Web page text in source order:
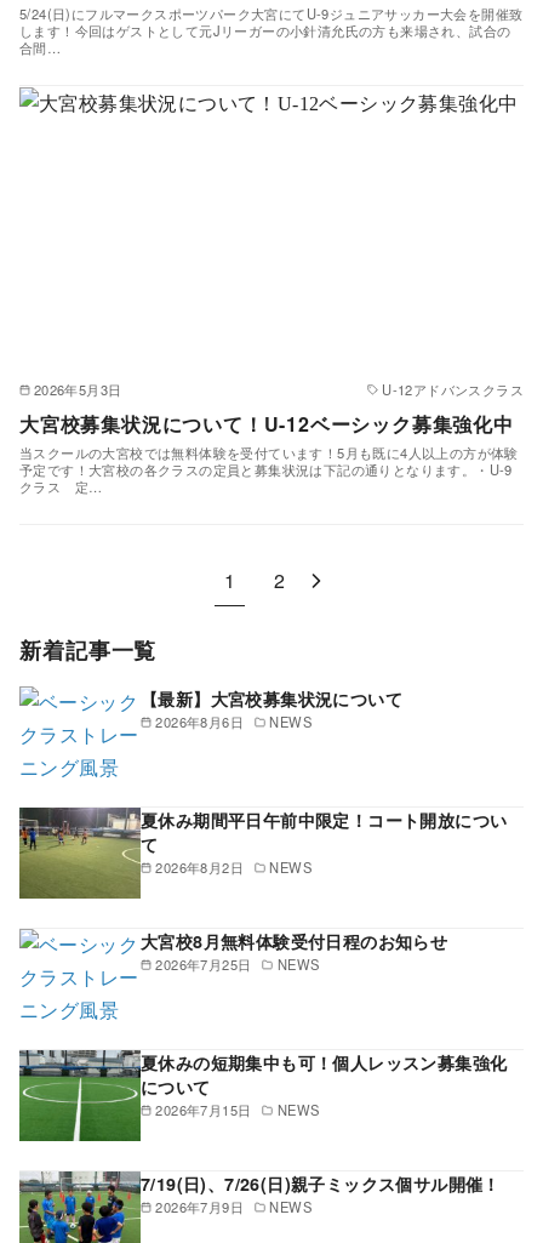
5/24(日)にフルマークスポーツパーク大宮にてU-9ジュニアサッカー大会を開催致
します！今回はゲストとして元Jリーガーの小針清允氏の方も来場され、試合の
合間…
2026年5月3日 U-12アドバンスクラス
大宮校募集状況について！U-12ベーシック募集強化中
当スクールの大宮校では無料体験を受付ています！5月も既に4人以上の方が体験
予定です！大宮校の各クラスの定員と募集状況は下記の通りとなります。・U-9
クラス 定…
1 2
新着記事一覧
2026年8月6日 NEWS
【最新】大宮校募集状況について
2026年8月2日 NEWS
夏休み期間平日午前中限定！コート開放につい
て
2026年7月25日 NEWS
大宮校8月無料体験受付日程のお知らせ
2026年7月15日 NEWS
夏休みの短期集中も可！個人レッスン募集強化
について
2026年7月9日 NEWS
7/19(日)、7/26(日)親子ミックス個サル開催！